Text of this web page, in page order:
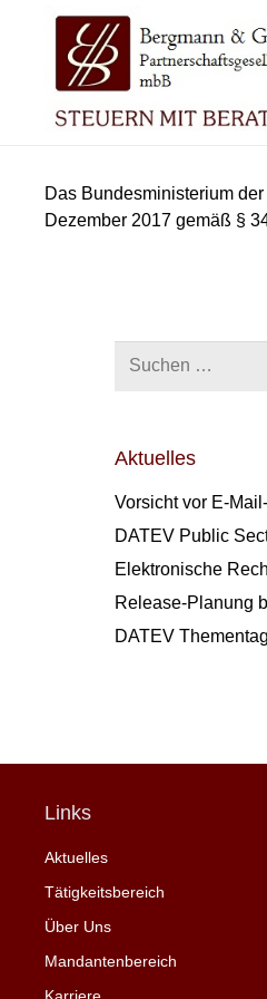
Das Bundesministerium
Dezember 2017 gemäß §
Aktuelles
Vorsicht vor E-
DATEV Public
Elektronische
Release-Planung
DATEV
Links
Aktuelles
Tätigkeitsbereich
Über Uns
Mandantenbereich